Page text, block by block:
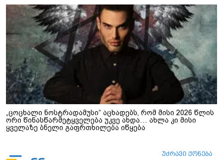
„ცოცხალი ნოსტრადამუსი“ აცხადებს, რომ მისი 2026 წლის
ორი წინასწარმეტყველება უკვე ახდა… ახლა კი მისი
ყველაზე ბნელი გაფრთხილება იწყება